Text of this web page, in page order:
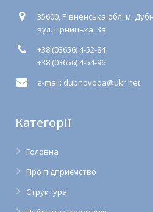
35600, Рівненська обл. м.
вул. Гірницька, 3а
+38 (03656) 4-52-84
+38 (03656) 4-54-96
e-mail: dubnovoda@ukr.net
Категорії
Головна
Про підприємство
Структура